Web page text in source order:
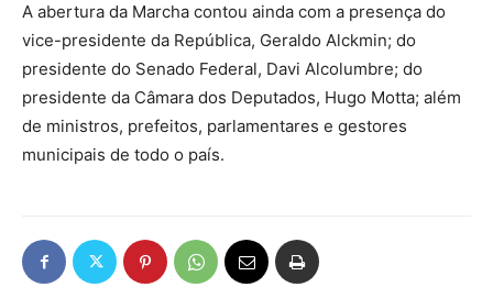
A abertura da Marcha contou ainda com a presença do
vice-presidente da República, Geraldo Alckmin; do
presidente do Senado Federal, Davi Alcolumbre; do
presidente da Câmara dos Deputados, Hugo Motta; além
de ministros, prefeitos, parlamentares e gestores
municipais de todo o país.